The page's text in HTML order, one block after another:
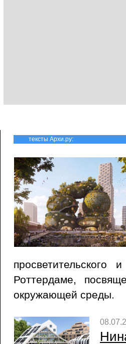
тексты Архи.ру:
просветительского
Роттердаме,
окружающей среды.